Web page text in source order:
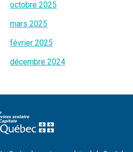
octobre 2025
mars 2025
février 2025
décembre 2024